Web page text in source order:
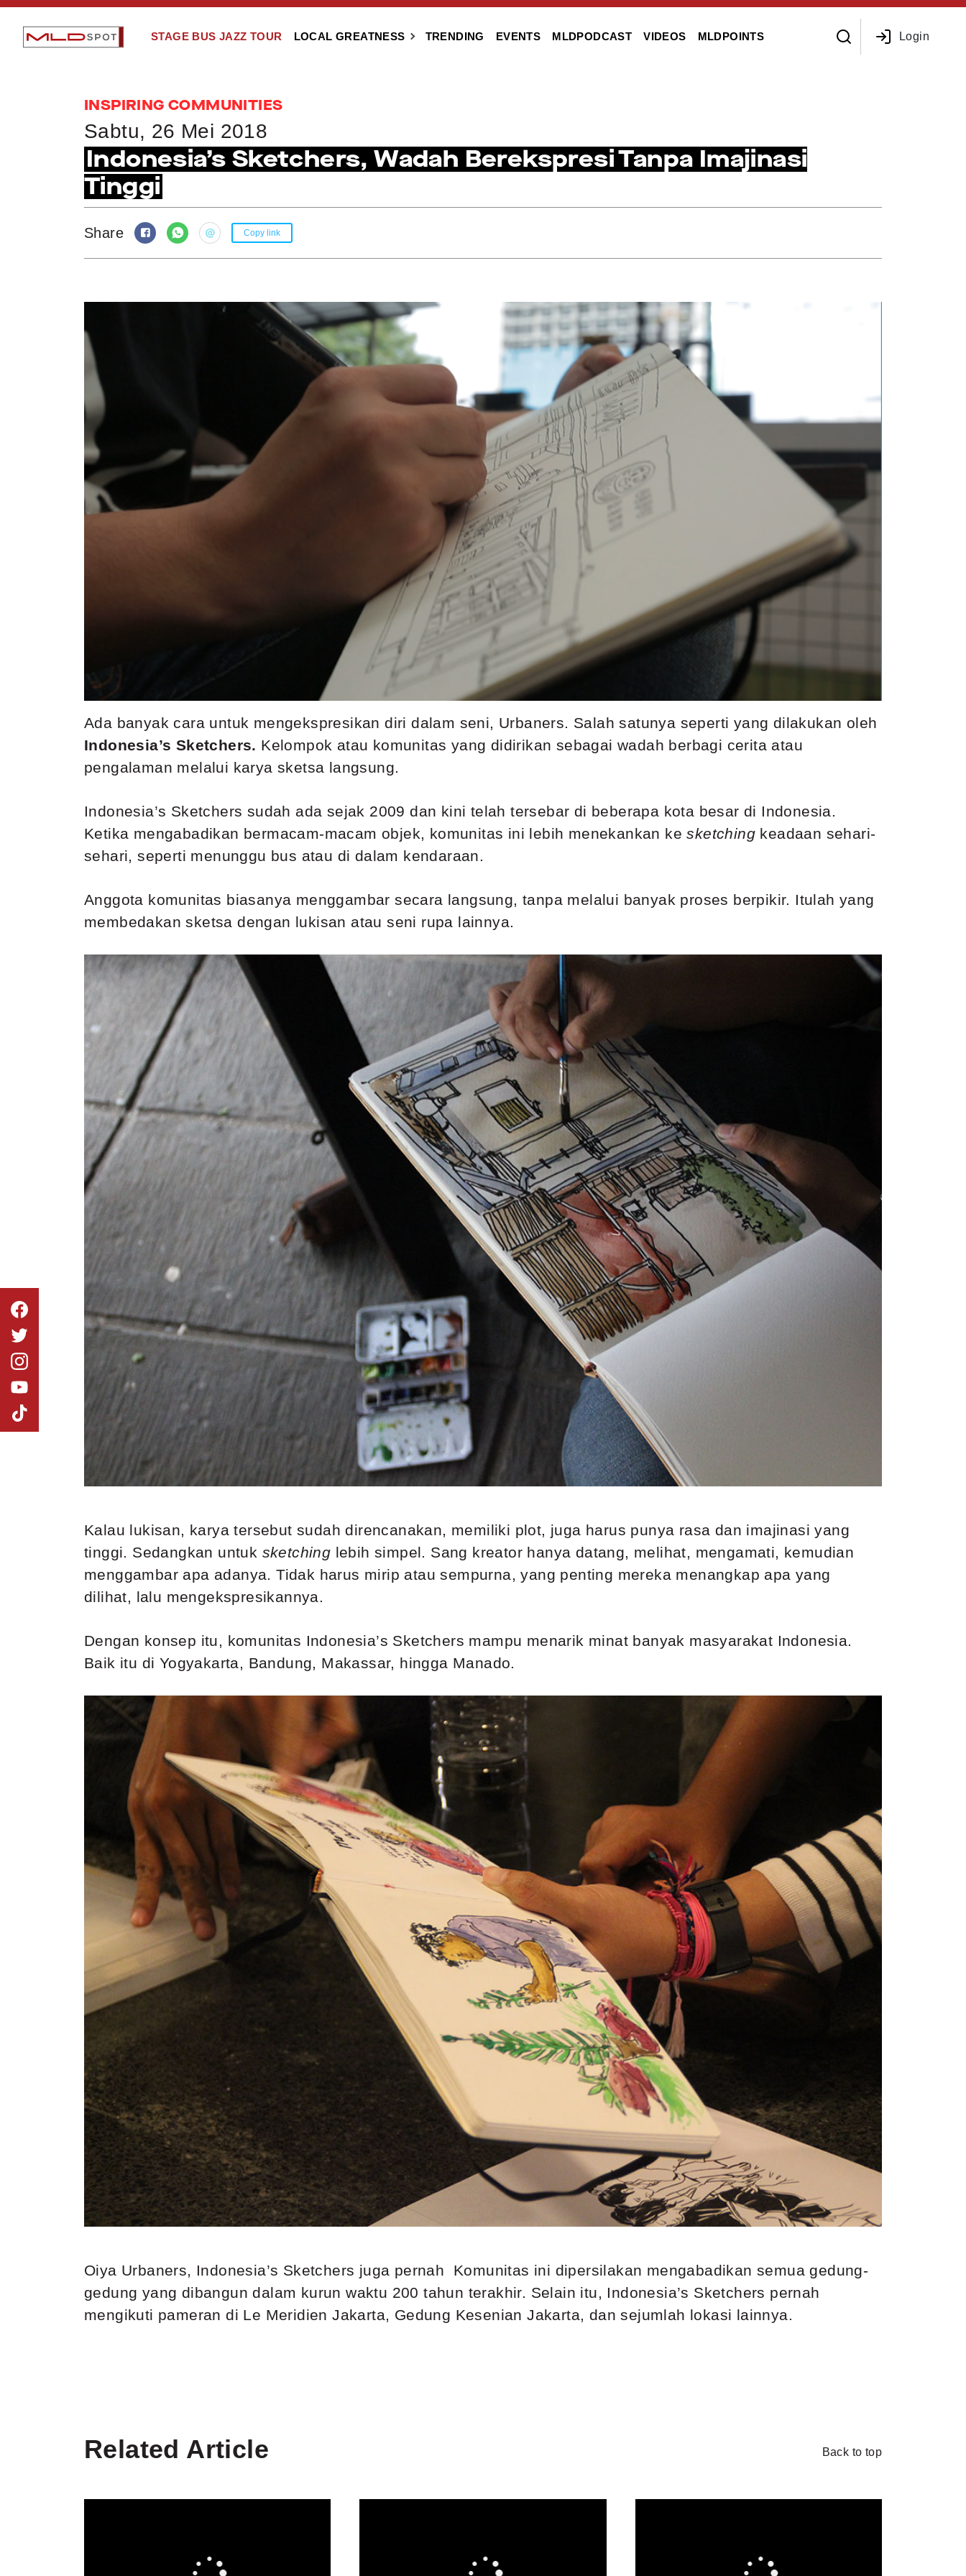
STAGE BUS JAZZ TOUR LOCAL GREATNESS TRENDING EVENTS MLDPODCAST VIDEOS MLDPOINTS Login
INSPIRING COMMUNITIES
Sabtu, 26 Mei 2018
Indonesia’s Sketchers, Wadah Berekspresi Tanpa Imajinasi
Tinggi
Share Copy link
Ada banyak cara untuk mengekspresikan diri dalam seni, Urbaners. Salah satunya seperti yang dilakukan oleh
Indonesia’s Sketchers. Kelompok atau komunitas yang didirikan sebagai wadah berbagi cerita atau
pengalaman melalui karya sketsa langsung.
Indonesia’s Sketchers sudah ada sejak 2009 dan kini telah tersebar di beberapa kota besar di Indonesia.
Ketika mengabadikan bermacam-macam objek, komunitas ini lebih menekankan kesketching keadaan sehari-
sehari, seperti menunggu bus atau di dalam kendaraan.
Anggota komunitas biasanya menggambar secara langsung, tanpa melalui banyak proses berpikir. Itulah yang
membedakan sketsa dengan lukisan atau seni rupa lainnya.
Kalau lukisan, karya tersebut sudah direncanakan, memiliki plot, juga harus punya rasa dan imajinasi yang
tinggi. Sedangkan untuk sketching lebih simpel. Sang kreator hanya datang, melihat, mengamati, kemudian
menggambar apa adanya. Tidak harus mirip atau sempurna, yang penting mereka menangkap apa yang
dilihat, lalu mengekspresikannya.
Dengan konsep itu, komunitas Indonesia’s Sketchers mampu menarik minat banyak masyarakat Indonesia.
Baik itu di Yogyakarta, Bandung, Makassar, hingga Manado.
Oiya Urbaners, Indonesia’s Sketchers juga pernah Komunitas ini dipersilakan mengabadikan semua gedung-
gedung yang dibangun dalam kurun waktu 200 tahun terakhir. Selain itu, Indonesia’s Sketchers pernah
mengikuti pameran di Le Meridien Jakarta, Gedung Kesenian Jakarta, dan sejumlah lokasi lainnya.
Related Article Back to top